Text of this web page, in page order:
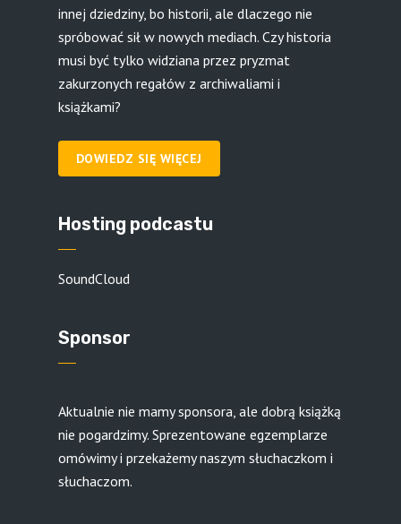
innej dziedziny, bo historii, ale dlaczego nie
spróbować sił w nowych mediach. Czy historia
musi być tylko widziana przez pryzmat
zakurzonych regałów z archiwaliami i
książkami?
DOWIEDZ SIĘ WIĘCEJ
Hosting podcastu
SoundCloud
Sponsor
Aktualnie nie mamy sponsora, ale dobrą książką
nie pogardzimy. Sprezentowane egzemplarze
omówimy i przekażemy naszym słuchaczkom i
słuchaczom.